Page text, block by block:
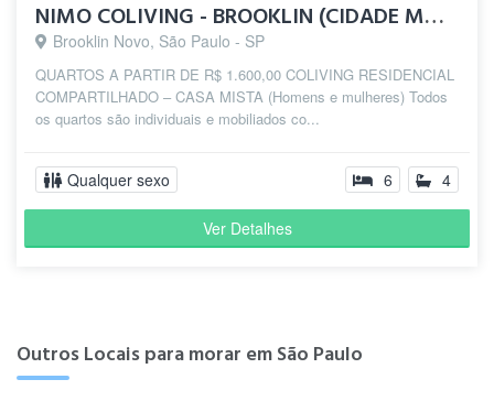
NIMO COLIVING - BROOKLIN (CIDADE MONÇÕES)
Brooklin Novo, São Paulo - SP
QUARTOS A PARTIR DE R$ 1.600,00 COLIVING RESIDENCIAL
COMPARTILHADO – CASA MISTA (Homens e mulheres) Todos
os quartos são individuais e mobiliados co...
Qualquer sexo 6 4
Ver Detalhes
Outros Locais para morar em São Paulo